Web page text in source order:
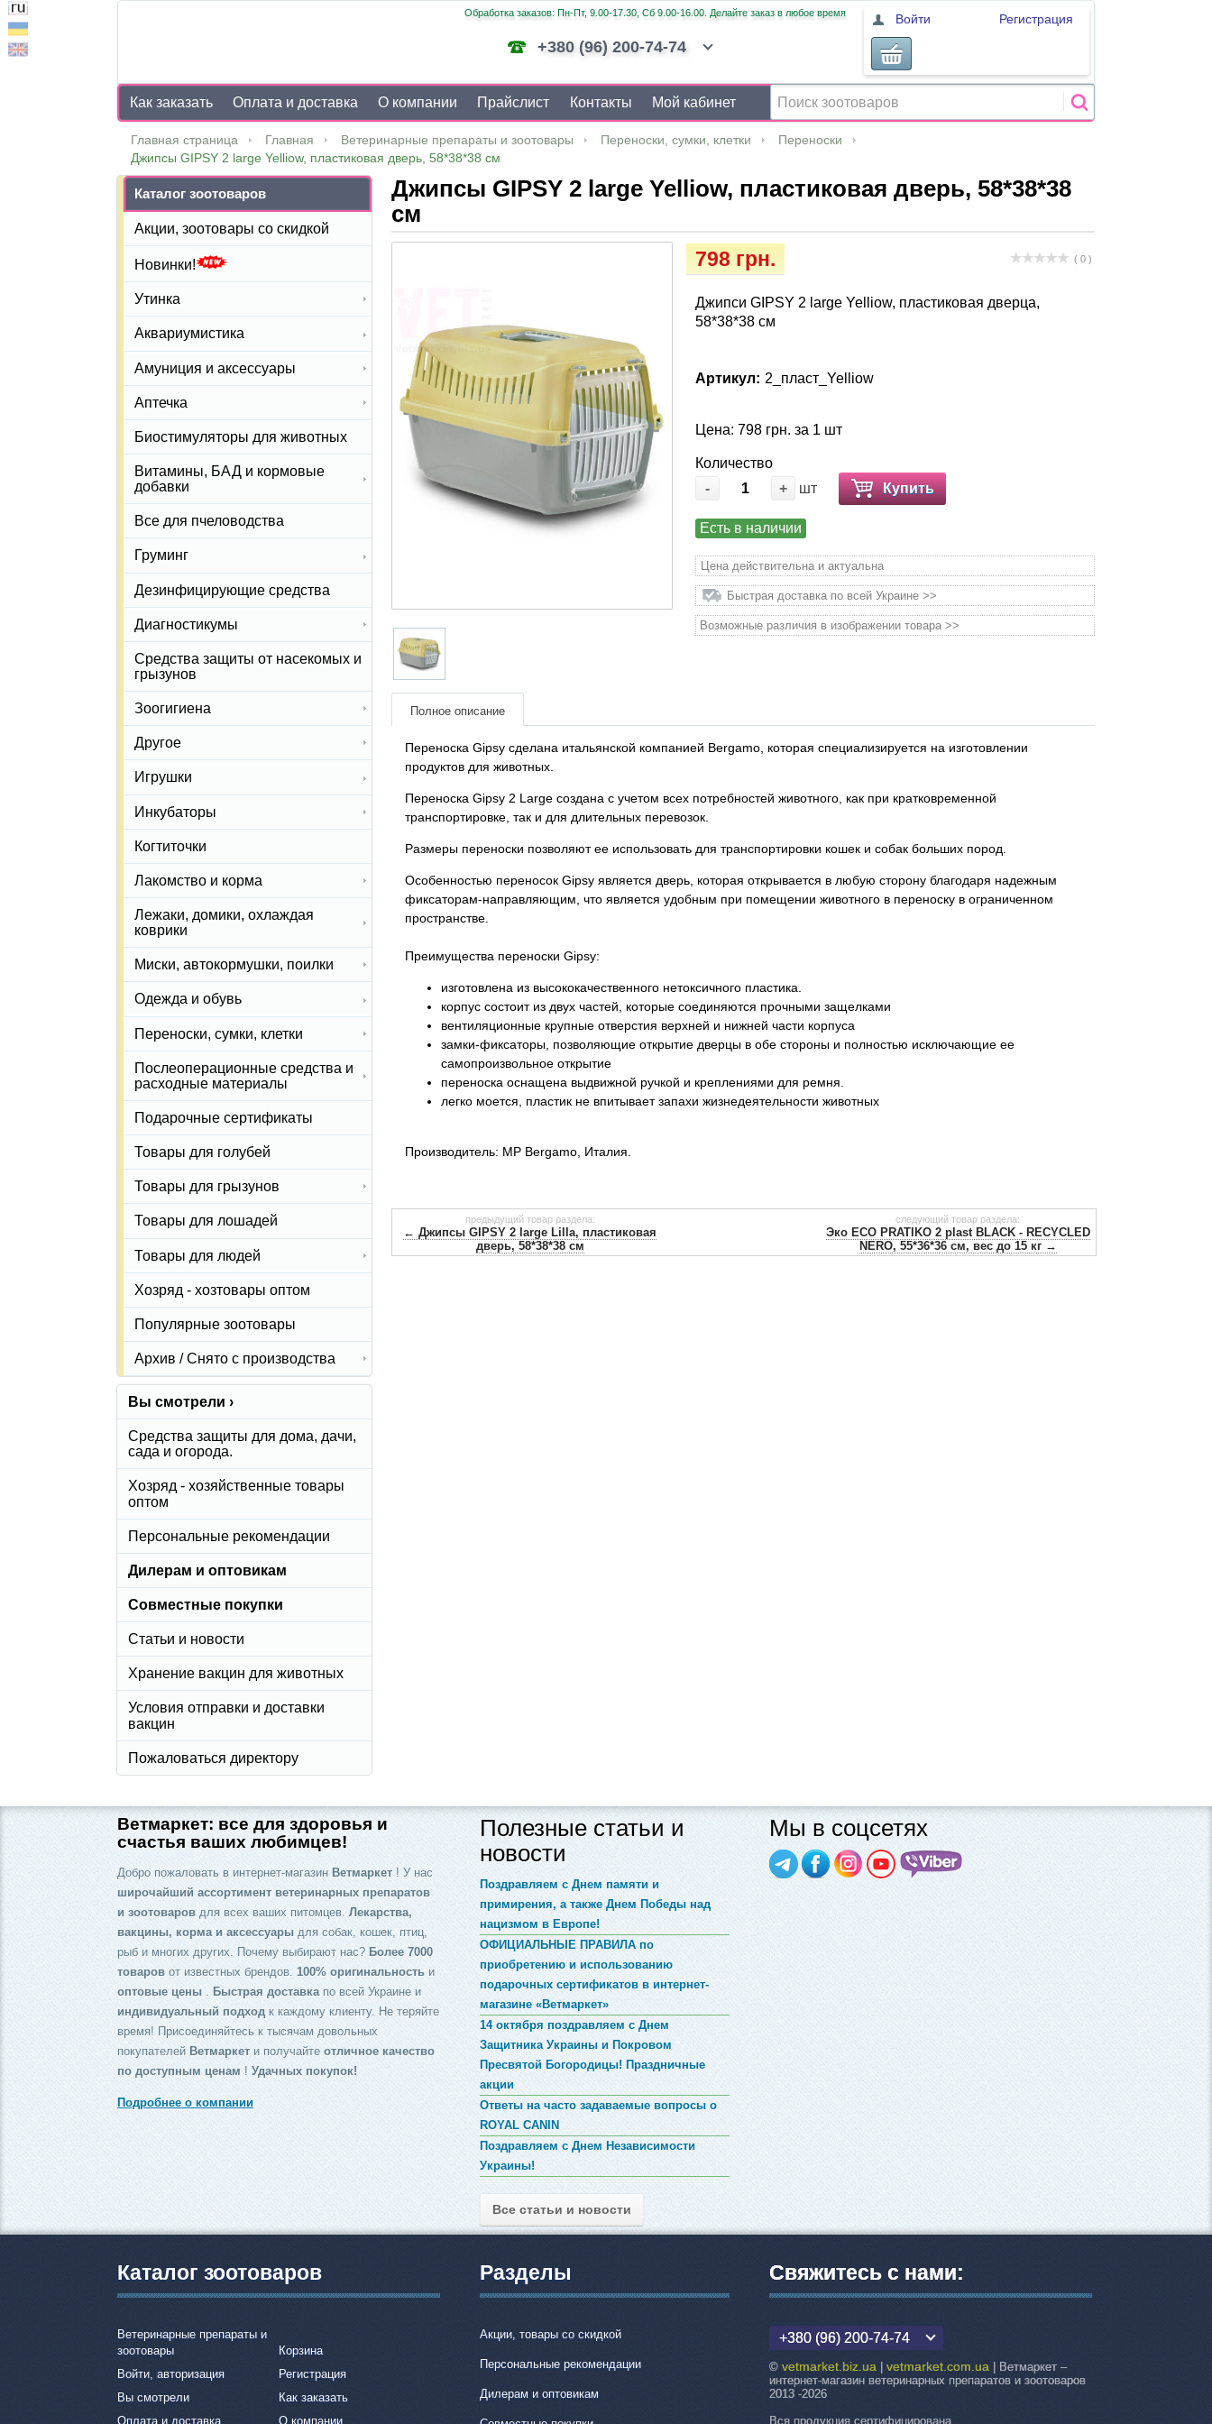
Обработка заказов: Пн-Пт, 9.00-17.30, Сб 9.00-16.00. Делайте заказ в любое время
+380 (96) 200-74-74
Войти Регистрация
Как заказать Оплата и доставка О компании Прайслист Контакты Мой кабинет
Главная страница Главная Ветеринарные препараты и зоотовары Переноски, сумки, клетки
Переноски
Джипсы GIPSY 2 large Yelliow, пластиковая дверь, 58*38*38 см
Джипсы GIPSY 2 large Yelliow, пластиковая дверь, 58*38*38
см
( 0 )
798 грн.
Джипси GIPSY 2 large Yelliow, пластиковая дверца,
58*38*38 см
Артикул: 2_пласт_Yelliow
Цена: 798 грн. за 1 шт
Количество
-
+ шт Купить
Есть в наличии
Цена действительна и актуальна
Быстрая доставка по всей Украине >>
Возможные различия в изображении товара >>
Полное описание
Переноска Gipsy сделана итальянской компанией Bergamo, которая специализируется на изготовлении
продуктов для животных.
Переноска Gipsy 2 Large создана с учетом всех потребностей животного, как при кратковременной
транспортировке, так и для длительных перевозок.
Размеры переноски позволяют ее использовать для транспортировки кошек и собак больших пород.
Особенностью переносок Gipsy является дверь, которая открывается в любую сторону благодаря надежным
фиксаторам-направляющим, что является удобным при помещении животного в переноску в ограниченном
пространстве.
Преимущества переноски Gipsy:
изготовлена ​​из высококачественного нетоксичного пластика.
корпус состоит из двух частей, которые соединяются прочными защелками
вентиляционные крупные отверстия верхней и нижней части корпуса
замки-фиксаторы, позволяющие открытие дверцы в обе стороны и полностью исключающие ее
самопроизвольное открытие
переноска оснащена выдвижной ручкой и креплениями для ремня.
легко моется, пластик не впитывает запахи жизнедеятельности животных
Производитель: МР Bergamo, Италия.
предыдущий товар раздела:
← Джипсы GIPSY 2 large Lilla, пластиковая
дверь, 58*38*38 см
следующий товар раздела:
Эко ECO PRATIKO 2 plast BLACK - RECYCLED
NERO, 55*36*36 см, вес до 15 кг →
Каталог зоотоваров
Акции, зоотовары со скидкой
Новинки!
Утинка
Аквариумистика
Амуниция и аксессуары
Аптечка
Биостимуляторы для животных
Витамины, БАД и кормовые
добавки
Все для пчеловодства
Груминг
Дезинфицирующие средства
Диагностикумы
Средства защиты от насекомых и
грызунов
Зоогигиена
Другое
Игрушки
Инкубаторы
Когтиточки
Лакомство и корма
Лежаки, домики, охлаждая
коврики
Миски, автокормушки, поилки
Одежда и обувь
Переноски, сумки, клетки
Послеоперационные средства и
расходные материалы
Подарочные сертификаты
Товары для голубей
Товары для грызунов
Товары для лошадей
Товары для людей
Хозряд - хозтовары оптом
Популярные зоотовары
Архив / Снято с производства
Вы смотрели ›
Средства защиты для дома, дачи,
сада и огорода.
Хозряд - хозяйственные товары
оптом
Персональные рекомендации
Дилерам и оптовикам
Совместные покупки
Статьи и новости
Хранение вакцин для животных
Условия отправки и доставки
вакцин
Пожаловаться директору
Ветмаркет: все для здоровья и
счастья ваших любимцев!
Добро пожаловать в интернет-магазин Ветмаркет ! У нас
широчайший ассортимент ветеринарных препаратов
и зоотоваров для всех ваших питомцев. Лекарства,
вакцины, корма и аксессуары для собак, кошек, птиц,
рыб и многих других. Почему выбирают нас? Более 7000
товаров от известных брендов. 100% оригинальность и
оптовые цены
Быстрая доставка по всей Украине и
индивидуальный подход к каждому клиенту. Не теряйте
время! Присоединяйтесь к тысячам довольных
покупателей Ветмаркет и получайте отличное качество
по доступным ценам ! Удачных покупок!
Подробнее о компании
Полезные статьи и
новости
Поздравляем с Днем памяти и
примирения, а также Днем Победы над
нацизмом в Европе!
ОФИЦИАЛЬНЫЕ ПРАВИЛА по
приобретению и использованию
подарочных сертификатов в интернет-
магазине «Ветмаркет»
14 октября поздравляем с Днем
Защитника Украины и Покровом
Пресвятой Богородицы! Праздничные
акции
Ответы на часто задаваемые вопросы о
ROYAL CANIN
Поздравляем с Днем Независимости
Украины!
Все статьи и новости
Мы в соцсетях
Каталог зоотоваров
Ветеринарные препараты и
зоотовары
Корзина
Войти, авторизация
Регистрация
Вы смотрели
Как заказать
Оплата и доставка
О компании
Разделы
Акции, товары со скидкой
Персональные рекомендации
Дилерам и оптовикам
Свяжитесь с нами:
+380 (96) 200-74-74
©vetmarket.biz.ua |vetmarket.com.ua | Ветмаркет –
интернет-магазин ветеринарных препаратов и зоотоваров
2013 -2026
Вся продукция сертифицирована